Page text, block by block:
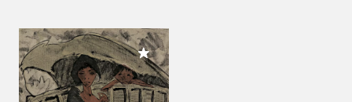
Meiner Sammlung hinzufügen